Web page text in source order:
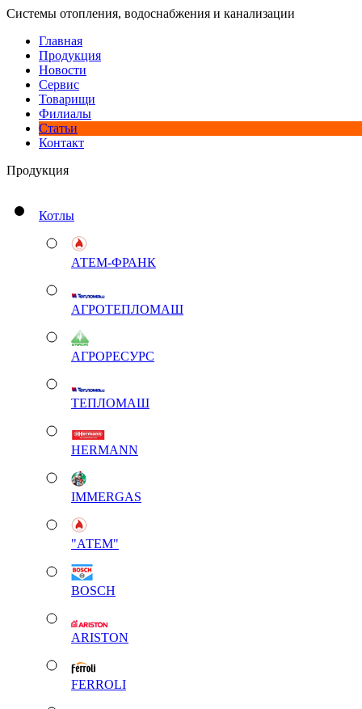
Системы отопления, водоснабжения и канализации
Главная
Продукция
Новости
Сервис
Товарищи
Филиалы
Статьи
Контакт
Продукция
Котлы
АТЕМ-ФРАНК
АГРОТЕПЛОМАШ
АГРОРЕСУРС
ТЕПЛОМАШ
HERMANN
IMMERGAS
"АТЕМ"
BOSCH
ARISTON
FERROLI